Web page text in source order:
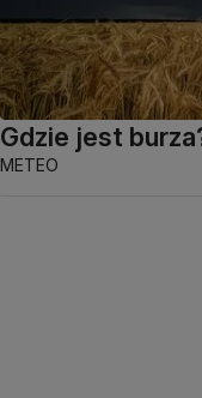
Gdzie jest
METEO